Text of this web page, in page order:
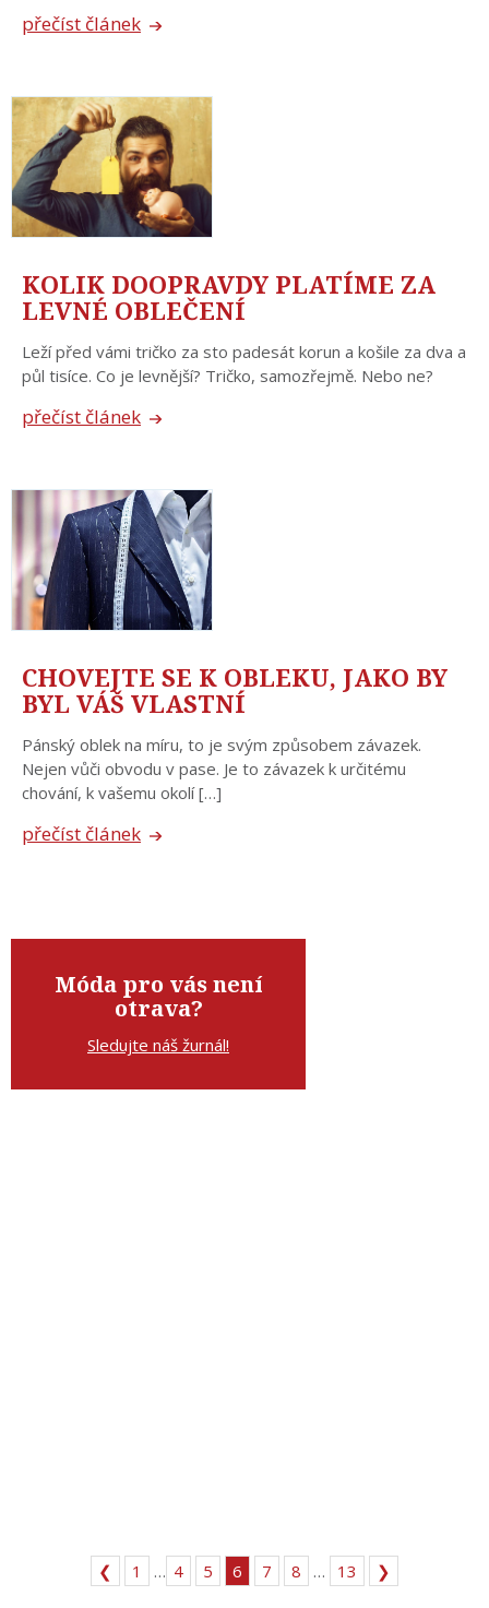
přečíst článek
KOLIK DOOPRAVDY PLATÍME ZA
LEVNÉ OBLEČENÍ
Leží před vámi tričko za sto padesát korun a košile za dva a
půl tisíce. Co je levnější? Tričko, samozřejmě. Nebo ne?
přečíst článek
CHOVEJTE SE K OBLEKU, JAKO BY
BYL VÁŠ VLASTNÍ
Pánský oblek na míru, to je svým způsobem závazek.
Nejen vůči obvodu v pase. Je to závazek k určitému
chování, k vašemu okolí […]
přečíst článek
Móda pro vás není
otrava?
Sledujte náš žurnál!
❮ 1 … 4 5 6 7 8 … 13 ❯